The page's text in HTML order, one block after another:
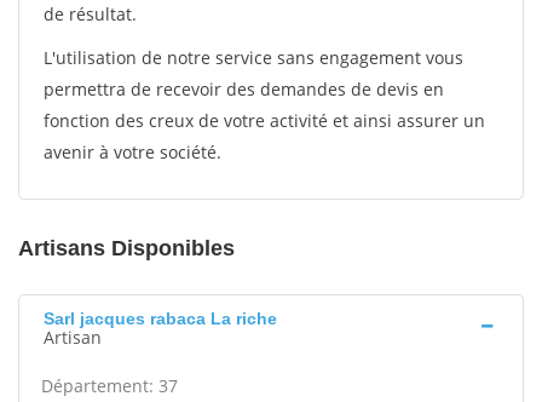
de résultat.
L'utilisation de notre service sans engagement vous
permettra de recevoir des demandes de devis en
fonction des creux de votre activité et ainsi assurer un
avenir à votre société.
Artisans Disponibles
Sarl jacques rabaca La riche
Artisan
Département: 37